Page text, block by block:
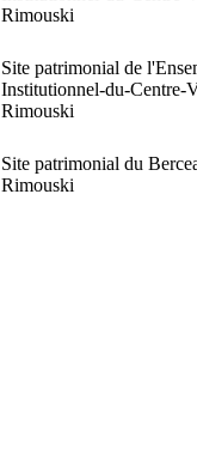
Rimouski
Site patrimonial de
Institutionnel-du-Centre-
Rimouski
Site patrimonial du
Rimouski